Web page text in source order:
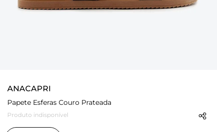
ANACAPRI
Papete Esferas Couro Prateada
Produto indisponível